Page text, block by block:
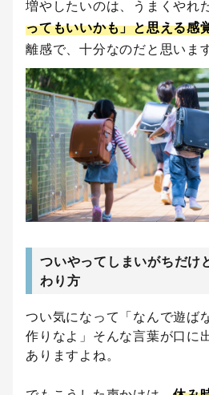
増やしたいのは、うまくやれ
ってもいいかも」と思える感
離感で、十分なのだと思います
ついやってしまいがちだけ
わり方
つい気になって「なんで遊ば
作りなよ」そんな言葉が口に
ありますよね。